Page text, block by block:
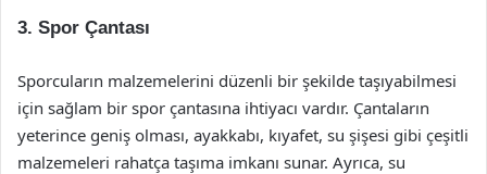
3. Spor Çantası
Sporcuların malzemelerini düzenli bir şekilde taşıyabilmesi
için sağlam bir spor çantasına ihtiyacı vardır. Çantaların
yeterince geniş olması, ayakkabı, kıyafet, su şişesi gibi çeşitli
malzemeleri rahatça taşıma imkanı sunar. Ayrıca, su